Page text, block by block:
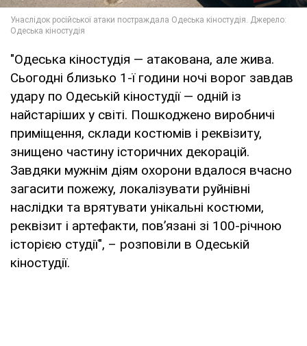
"Одеська кіностудія — атакована, але жива.
Сьогодні близько 1-ї години ночі ворог завдав
удару по Одеській кіностудії — одній із
найстаріших у світі. Пошкоджено виробничі
приміщення, склади костюмів і реквізиту,
знищено частину історичних декорацій.
Завдяки мужнім діям охорони вдалося вчасно
загасити пожежу, локалізувати руйнівні
наслідки та врятувати унікальні костюми,
реквізит і артефакти, пов’язані зі 100-річною
історією студії", – розповіли в Одеській
кіностудії.